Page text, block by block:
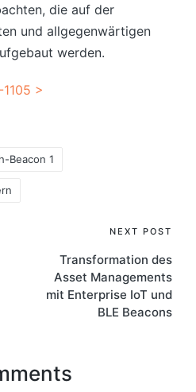
die auf der
und allgegenwärtigen
werden.
>
Beacon 1
NEXT POST
Transformation des
Asset Managements
mit Enterprise IoT und
BLE Beacons